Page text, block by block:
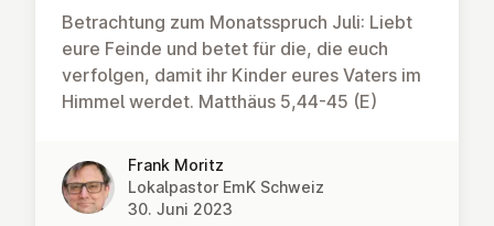
Betrachtung zum Monatsspruch Juli: Liebt
eure Feinde und betet für die, die euch
verfolgen, damit ihr Kinder eures Vaters im
Himmel werdet. Matthäus 5,44-45 (E)
Frank Moritz
Lokalpastor EmK Schweiz
30. Juni 2023